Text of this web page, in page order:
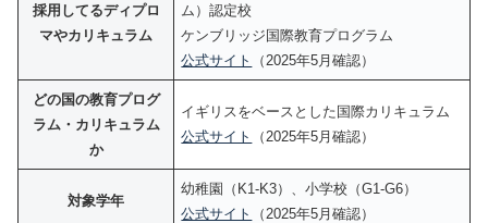
採用してるディプロ
マやカリキュラム
ム）認定校
ケンブリッジ国際教育プログラム
公式サイト
（2025年5月確認）
どの国の教育プログ
ラム・カリキュラム
か
イギリスをベースとした国際カリキュラム
公式サイト
（2025年5月確認）
対象学年
幼稚園（K1-K3）、小学校（G1-G6）
公式サイト
（2025年5月確認）